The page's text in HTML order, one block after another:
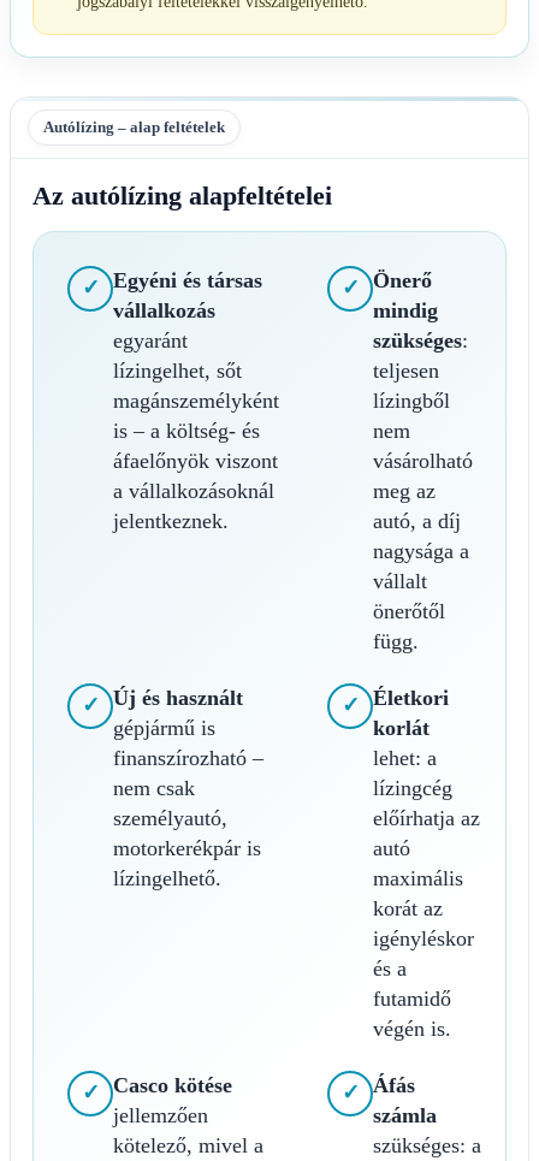
Autólízing – alap feltételek
Az autólízing alapfeltételei
✓
Egyéni és társas
vállalkozás
egyaránt
lízingelhet, sőt
magánszemélyként
is – a költség- és
áfaelőnyök viszont
a vállalkozásoknál
jelentkeznek.
✓
Önerő
mindig
szükséges:
teljesen
lízingből
nem
vásárolható
meg az
autó, a díj
nagysága a
vállalt
önerőtől
függ.
✓
Új és használt
gépjármű is
finanszírozható –
nem csak
személyautó,
motorkerékpár is
lízingelhető.
✓
Életkori
korlát
lehet: a
lízingcég
előírhatja az
autó
maximális
korát az
igényléskor
és a
futamidő
végén is.
✓
Casco kötése
jellemzően
kötelező, mivel a
✓
Áfás
számla
szükséges: a